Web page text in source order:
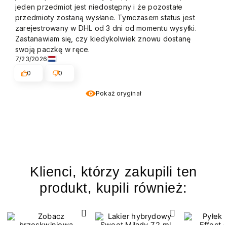
Pokaż oryginał
jeden przedmiot jest niedostępny i że pozostałe
przedmioty zostaną wysłane. Tymczasem status jest
zarejestrowany w DHL od 3 dni od momentu wysyłki.
Zastanawiam się, czy kiedykolwiek znowu dostanę
swoją paczkę w ręce.
7/23/2026
0
0
Klienci, którzy zakupili ten
produkt, kupili również: